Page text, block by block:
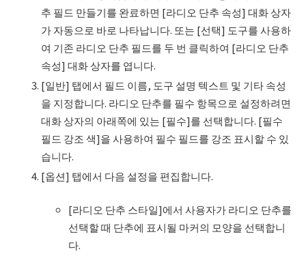
추 필드 만들기를 완료하면 [라디오 단추 속성] 대화 상자
가 자동으로 바로 나타납니다. 또는 [선택] 도구를 사용하
여 기존 라디오 단추 필드를 두 번 클릭하여 [라디오 단추
속성] 대화 상자를 엽니다.
[일반] 탭에서 필드 이름, 도구 설명 텍스트 및 기타 속성
을 지정합니다. 라디오 단추를 필수 항목으로 설정하려면
대화 상자의 아래쪽에 있는 [필수]를 선택합니다. [필수
필드 강조 색]을 사용하여 필수 필드를 강조 표시할 수 있
습니다.
[옵션] 탭에서 다음 설정을 편집합니다.
[라디오 단추 스타일]에서 사용자가 라디오 단추를
선택할 때 단추에 표시될 마커의 모양을 선택합니
다.